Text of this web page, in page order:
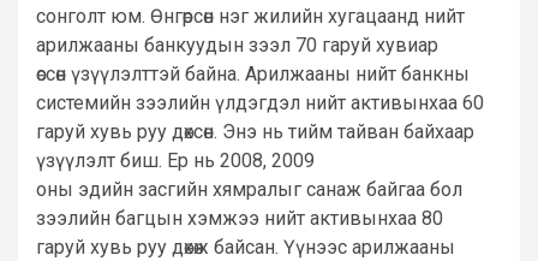
сонголт юм. Өнгөрсөн нэг жилийн хугацаанд нийт
арилжааны банкуудын зээл 70 гаруй хувиар
өссөн үзүүлэлттэй байна. Арилжааны нийт банкны
системийн зээлийн үлдэгдэл нийт активынхаа 60
гаруй хувь руу дөхсөн. Энэ нь тийм тайван байхаар
үзүүлэлт биш. Ер нь 2008, 2009
оны эдийн засгийн хямралыг санаж байгаа бол
зээлийн багцын хэмжээ нийт активынхаа 80
гаруй хувь руу дөхөж байсан. Үүнээс арилжааны